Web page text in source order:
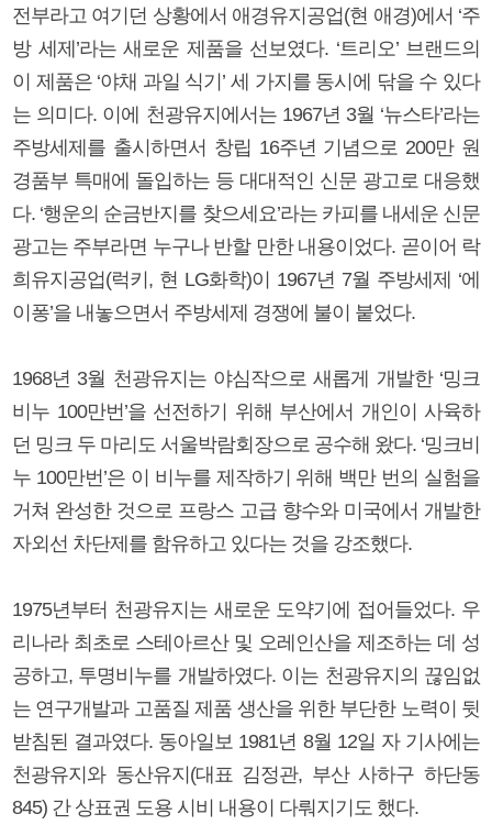
전부라고 여기던 상황에서 애경유지공업(현 애경)에서 ‘주
방 세제’라는 새로운 제품을 선보였다. ‘트리오’ 브랜드의
이 제품은 ‘야채 과일 식기’ 세 가지를 동시에 닦을 수 있다
는 의미다. 이에 천광유지에서는 1967년 3월 ‘뉴스타’라는
주방세제를 출시하면서 창립 16주년 기념으로 200만 원
경품부 특매에 돌입하는 등 대대적인 신문 광고로 대응했
다. ‘행운의 순금반지를 찾으세요’라는 카피를 내세운 신문
광고는 주부라면 누구나 반할 만한 내용이었다. 곧이어 락
희유지공업(럭키, 현 LG화학)이 1967년 7월 주방세제 ‘에
이퐁’을 내놓으면서 주방세제 경쟁에 불이 붙었다.
1968년 3월 천광유지는 야심작으로 새롭게 개발한 ‘밍크
비누 100만번’을 선전하기 위해 부산에서 개인이 사육하
던 밍크 두 마리도 서울박람회장으로 공수해 왔다. ‘밍크비
누 100만번’은 이 비누를 제작하기 위해 백만 번의 실험을
거쳐 완성한 것으로 프랑스 고급 향수와 미국에서 개발한
자외선 차단제를 함유하고 있다는 것을 강조했다.
1975년부터 천광유지는 새로운 도약기에 접어들었다. 우
리나라 최초로 스테아르산 및 오레인산을 제조하는 데 성
공하고, 투명비누를 개발하였다. 이는 천광유지의 끊임없
는 연구개발과 고품질 제품 생산을 위한 부단한 노력이 뒷
받침된 결과였다. 동아일보 1981년 8월 12일 자 기사에는
천광유지와 동산유지(대표 김정관, 부산 사하구 하단동
845) 간 상표권 도용 시비 내용이 다뤄지기도 했다.